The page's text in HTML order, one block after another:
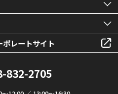
レートサイト
832-2705